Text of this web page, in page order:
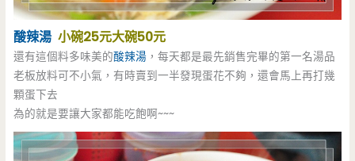
酸辣湯 小碗25元大碗50元
還有這個料多味美的酸辣湯 ，每天都是最先銷售完畢的第一名湯品
老板放料可不小氣，有時賣到一半發現蛋花不夠，還會馬上再打幾
顆蛋下去
為的就是要讓大家都能吃飽啊~~~